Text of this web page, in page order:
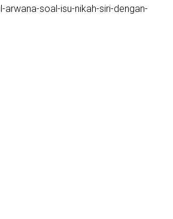
arwana-soal-isu-nikah-siri-dengan-